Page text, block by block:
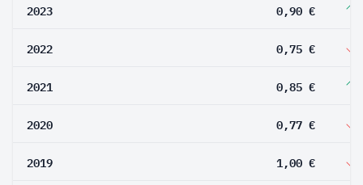
2023 0,90 €
2022 0,75 €
2021 0,85 €
2020 0,77 €
2019 1,00 €